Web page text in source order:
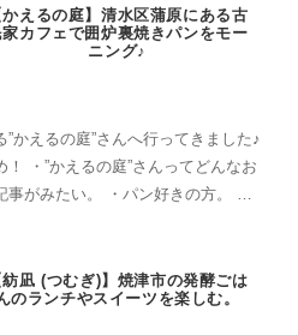
かえるの庭】清水区蒲原にある古
家カフェで囲炉裏焼きパンをモー
ニング♪
かえるの庭”さんへ行ってきました♪
・”かえるの庭”さんってどんなお
パン好きの方。 ・
紡凪 (つむぎ)】焼津市の発酵ごは
のランチやスイーツを楽しむ。